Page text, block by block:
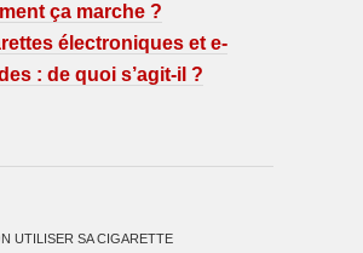
ça marche ?
électroniques et e-
: de quoi s’agit-il ?
UTILISER SA CIGARETTE